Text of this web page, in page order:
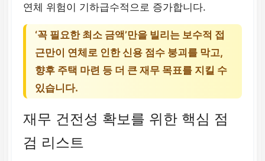
연체 위험이 기하급수적으로 증가합니다.
‘꼭 필요한 최소 금액’만을 빌리는 보수적 접
근만이 연체로 인한 신용 점수 붕괴를 막고,
향후 주택 마련 등 더 큰 재무 목표를 지킬 수
있습니다.
재무 건전성 확보를 위한 핵심 점
검 리스트